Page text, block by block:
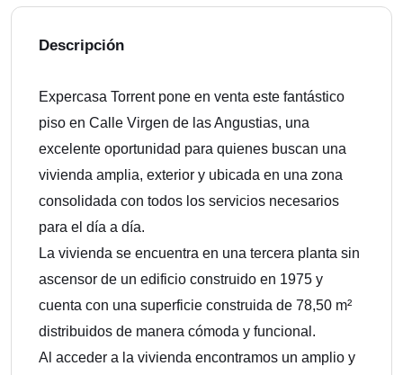
Descripción
Expercasa Torrent pone en venta este fantástico
piso en Calle Virgen de las Angustias, una
excelente oportunidad para quienes buscan una
vivienda amplia, exterior y ubicada en una zona
consolidada con todos los servicios necesarios
para el día a día.
La vivienda se encuentra en una tercera planta sin
ascensor de un edificio construido en 1975 y
cuenta con una superficie construida de 78,50 m²
distribuidos de manera cómoda y funcional.
Al acceder a la vivienda encontramos un amplio y